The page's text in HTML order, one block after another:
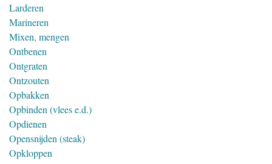
Larderen
Marineren
Mixen, mengen
Ontbenen
Ontgraten
Ontzouten
Opbakken
Opbinden (vlees e.d.)
Opdienen
Opensnijden (steak)
Opkloppen